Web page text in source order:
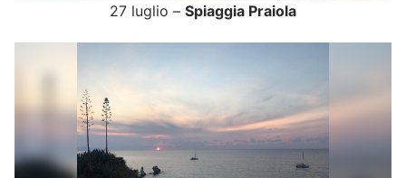
27 luglio – Spiaggia Praiola